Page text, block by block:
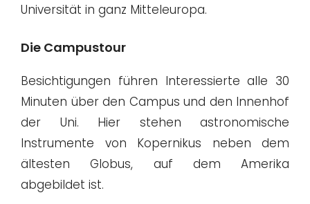
Universität in ganz Mitteleuropa.
Die Campustour
Besichtigungen führen Interessierte alle 30
Minuten über den Campus und den Innenhof
der Uni. Hier stehen astronomische
Instrumente von Kopernikus neben dem
ältesten Globus, auf dem Amerika
abgebildet ist.